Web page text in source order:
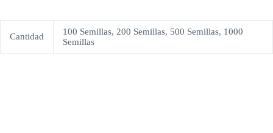
Cantidad
100 Semillas, 200 Semillas, 500 Semillas, 1000
Semillas